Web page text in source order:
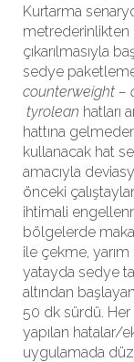
Kurtarma
metrederinlikten
çıkarılmasıyla
sedye paketleme
counterweight –
tyrolean hatları
hattına
kullanacak hat
amacıyla
önceki
ihtimali
bölgelerde
ile çekme,
yatayda sedye
altından
50 dk sürdü. Her
yapılan hatalar/
uygulamada